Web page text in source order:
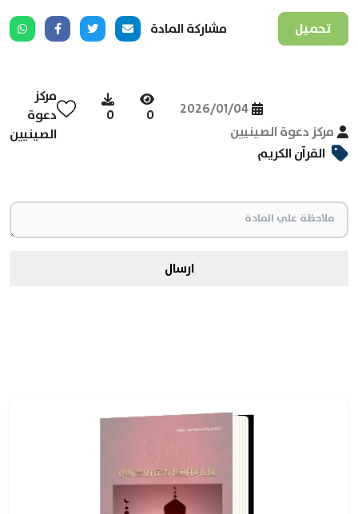
تحميل مشاركة المادة
مركز دعوة الصينيين
2026/01/04
0
0
مركز
دعوة
الصينيين
القرآن الكريم
ارسال